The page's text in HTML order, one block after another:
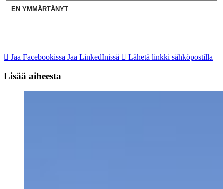
EN YMMÄRTÄNYT
Jaa Facebookissa Jaa LinkedInissä Lähetä linkki sähköpostilla
Lisää aiheesta